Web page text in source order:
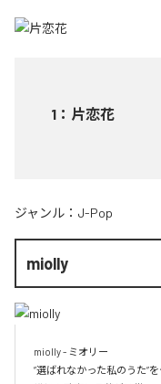
1 ： 片恋花
ジャンル： J-Pop
miolly
miolly - ミオリー
”選ばれなかった私のうた”